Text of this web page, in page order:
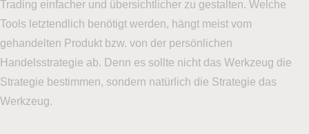
Trading einfacher und übersichtlicher zu gestalten. Welche
Tools letztendlich benötigt werden, hängt meist vom
gehandelten Produkt bzw. von der persönlichen
Handelsstrategie ab. Denn es sollte nicht das Werkzeug die
Strategie bestimmen, sondern natürlich die Strategie das
Werkzeug.